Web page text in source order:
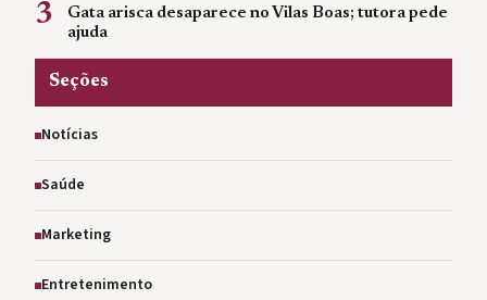
3
Gata arisca desaparece no Vilas Boas; tutora pede
ajuda
Seções
Notícias
Saúde
Marketing
Entretenimento